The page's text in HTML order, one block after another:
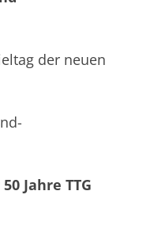
der neuen
Jahre TTG